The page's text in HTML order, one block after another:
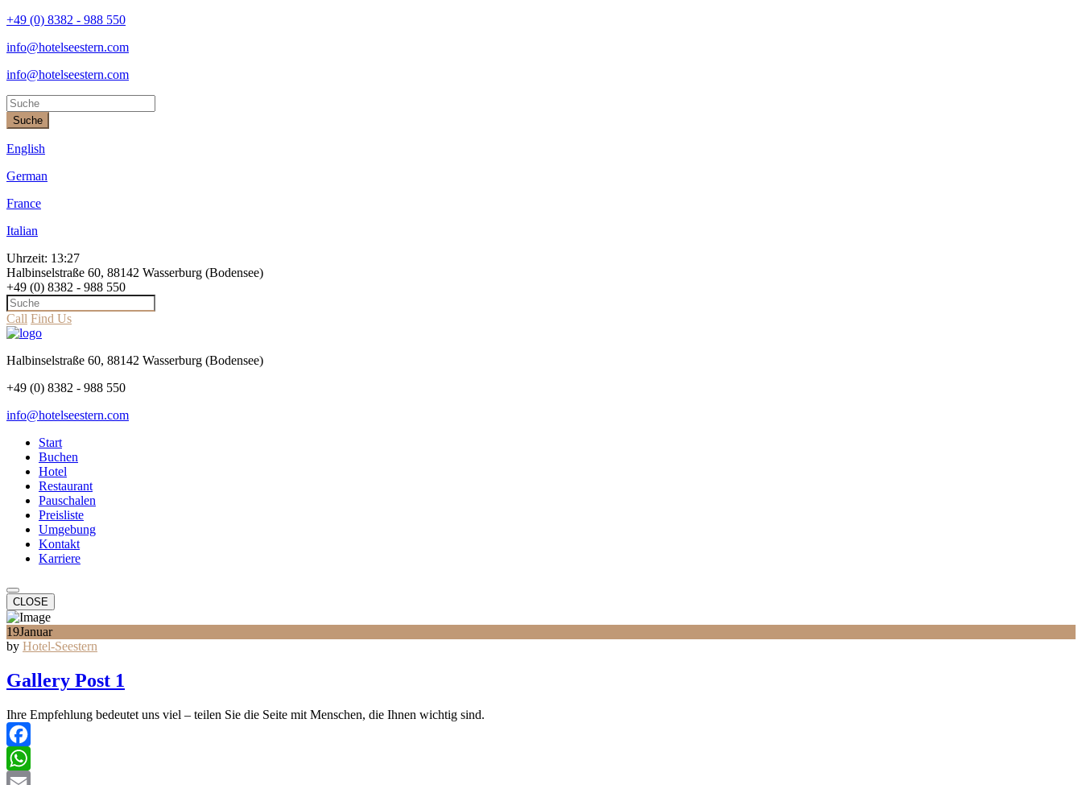
+49 (0) 8382 - 988 550
info@hotelseestern.com
info@hotelseestern.com
Suche
English
German
France
Italian
Uhrzeit: 13:27
Halbinselstraße 60, 88142 Wasserburg (Bodensee)
+49 (0) 8382 - 988 550
Call Find Us
Halbinselstraße 60, 88142 Wasserburg (Bodensee)
+49 (0) 8382 - 988 550
info@hotelseestern.com
Start
Buchen
Hotel
Restaurant
Pauschalen
Preisliste
Umgebung
Kontakt
Karriere
CLOSE
19Januar
by Hotel-Seestern
Gallery Post 1
Ihre Empfehlung bedeutet uns viel – teilen Sie die Seite mit Menschen, die Ihnen wichtig sind.
Facebook
WhatsApp